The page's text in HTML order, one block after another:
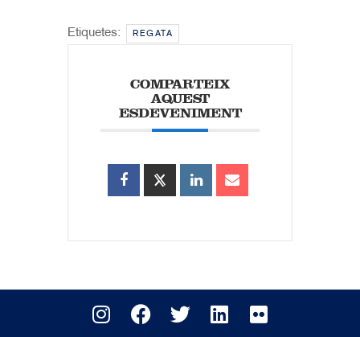
Etiquetes: REGATA
COMPARTEIX
AQUEST
ESDEVENIMENT